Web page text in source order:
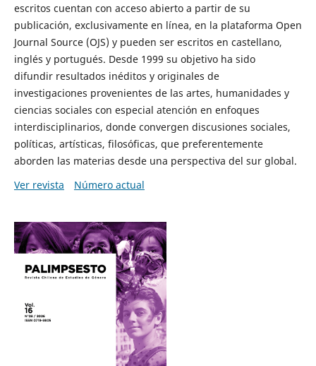
escritos cuentan con acceso abierto a partir de su
publicación, exclusivamente en línea, en la plataforma Open
Journal Source (OJS) y pueden ser escritos en castellano,
inglés y portugués. Desde 1999 su objetivo ha sido
difundir resultados inéditos y originales de
investigaciones provenientes de las artes, humanidades y
ciencias sociales con especial atención en enfoques
interdisciplinarios, donde convergen discusiones sociales,
políticas, artísticas, filosóficas, que preferentemente
aborden las materias desde una perspectiva del sur global.
Ver revista
Número actual